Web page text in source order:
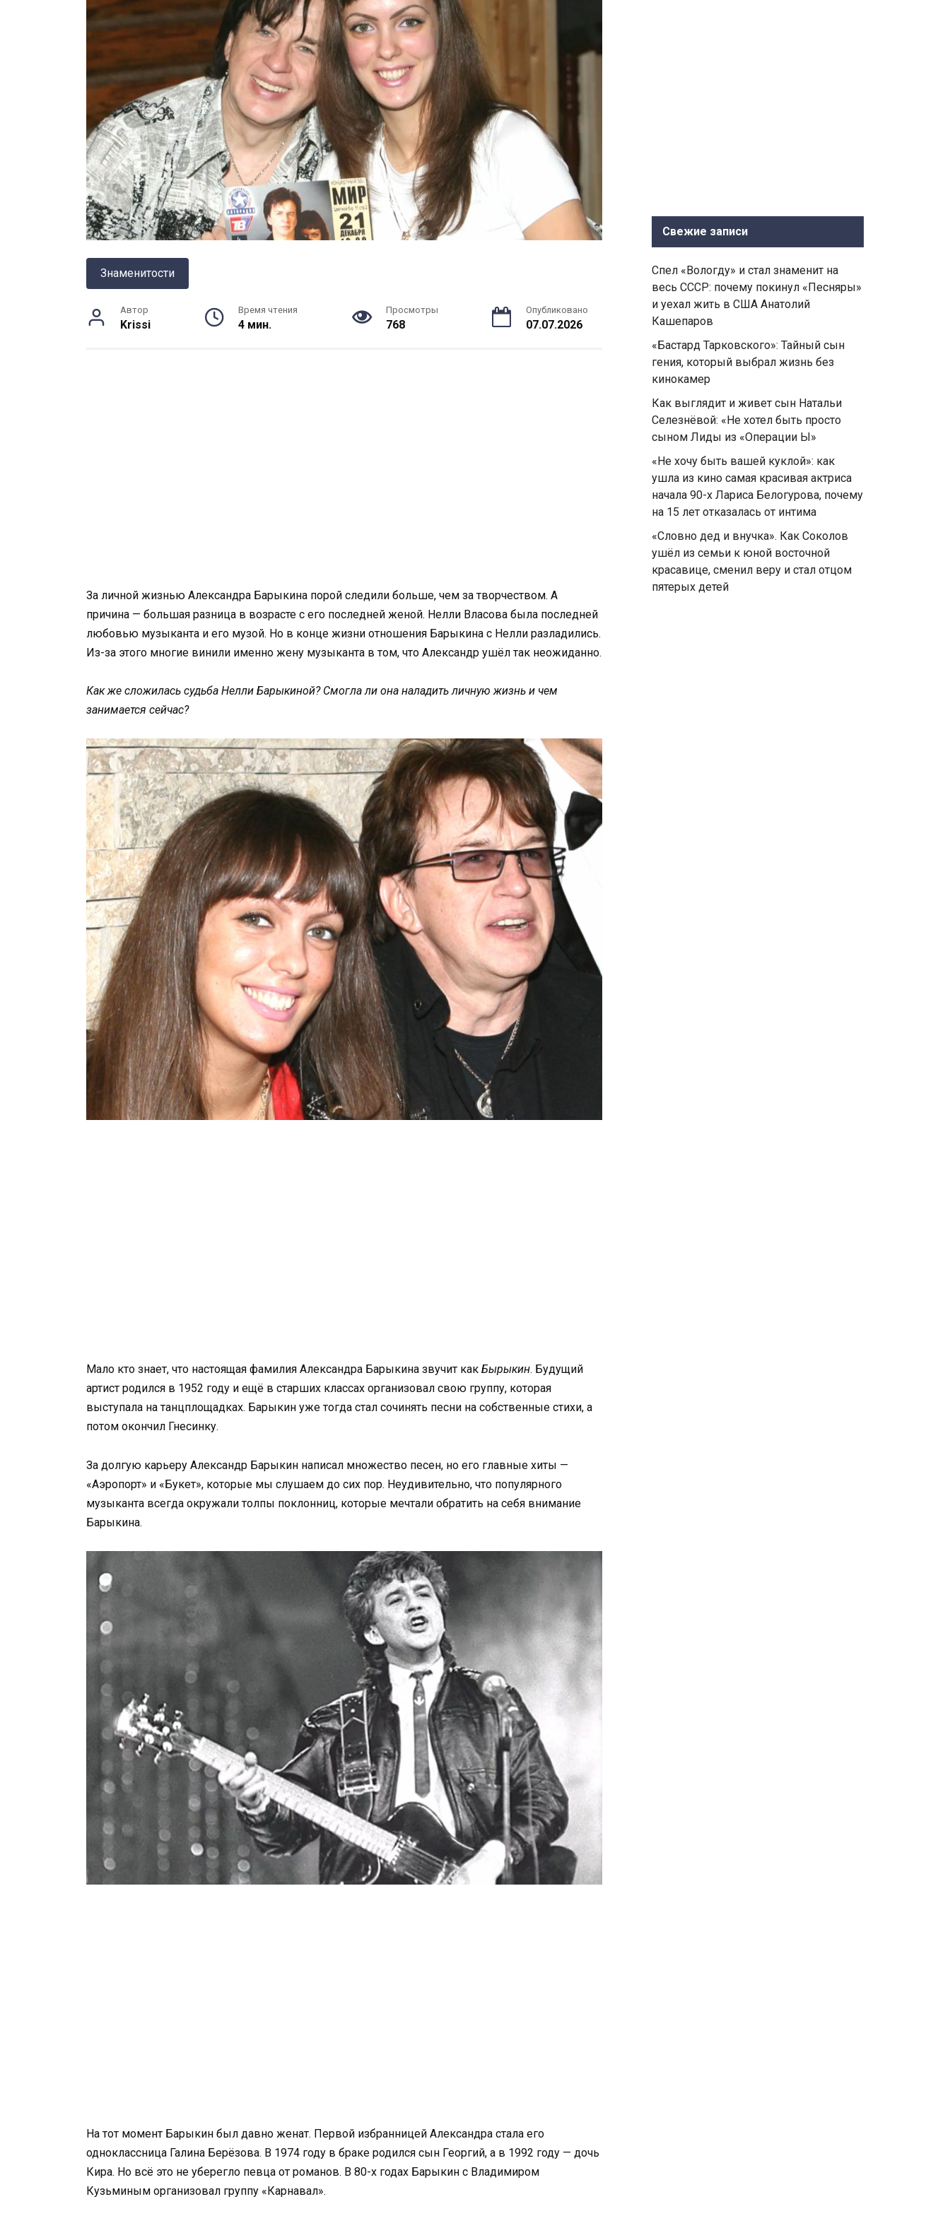
Знаменитости
Автор
Krissi
Время чтения
4 мин.
Просмотры
768
Опубликовано
07.07.2026
За личной жизнью Александра Барыкина порой следили больше, чем за творчеством. А
причина — большая разница в возрасте с его последней женой. Нелли Власова была последней
любовью музыканта и его музой. Но в конце жизни отношения Барыкина с Нелли разладились.
Из-за этого многие винили именно жену музыканта в том, что Александр ушёл так неожиданно.
Как же сложилась судьба Нелли Барыкиной? Смогла ли она наладить личную жизнь и чем
занимается сейчас?
Мало кто знает, что настоящая фамилия Александра Барыкина звучит как Бырыкин. Будущий
артист родился в 1952 году и ещё в старших классах организовал свою группу, которая
выступала на танцплощадках. Барыкин уже тогда стал сочинять песни на собственные стихи, а
потом окончил Гнесинку.
За долгую карьеру Александр Барыкин написал множество песен, но его главные хиты —
«Аэропорт» и «Букет», которые мы слушаем до сих пор. Неудивительно, что популярного
музыканта всегда окружали толпы поклонниц, которые мечтали обратить на себя внимание
Барыкина.
На тот момент Барыкин был давно женат. Первой избранницей Александра стала его
одноклассница Галина Берёзова. В 1974 году в браке родился сын Георгий, а в 1992 году — дочь
Кира. Но всё это не уберегло певца от романов. В 80-х годах Барыкин с Владимиром
Кузьминым организовал группу «Карнавал».
Свежие записи
Спел «Вологду» и стал знаменит на
весь СССР: почему покинул «Песняры»
и уехал жить в США Анатолий
Кашепаров
«Бастард Тарковского»: Тайный сын
гения, который выбрал жизнь без
кинокамер
Как выглядит и живет сын Натальи
Селезнёвой: «Не хотел быть просто
сыном Лиды из «Операции Ы»
«Не хочу быть вашей куклой»: как
ушла из кино самая красивая актриса
начала 90-х Лариса Белогурова, почему
на 15 лет отказалась от интима
«Словно дед и внучка». Как Соколов
ушёл из семьи к юной восточной
красавице, сменил веру и стал отцом
пятерых детей